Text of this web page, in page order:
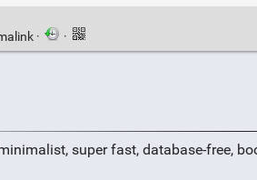
· ·
super fast, database-free,